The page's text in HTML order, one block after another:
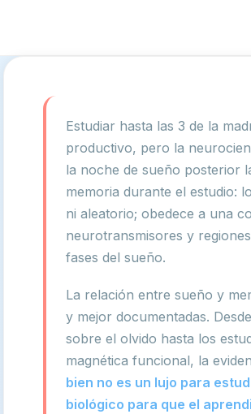
Estudiar hasta las 3 de la
productivo, pero la
la noche de sueño posterior
memoria durante el estudio:
ni aleatorio; obedece a una
neurotransmisores y
fases del sueño.
La relación entre sueño y
y mejor documentadas.
sobre el olvido hasta los
magnética funcional, la
bien no es un lujo para
biológico para que el